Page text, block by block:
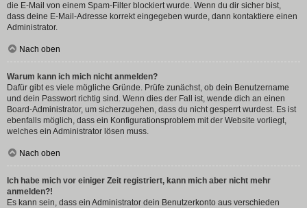
die E-Mail von einem Spam-Filter blockiert wurde. Wenn du dir sicher bist,
dass deine E-Mail-Adresse korrekt eingegeben wurde, dann kontaktiere einen
Administrator.
Nach oben
Warum kann ich mich nicht anmelden?
Dafür gibt es viele mögliche Gründe. Prüfe zunächst, ob dein Benutzername
und dein Passwort richtig sind. Wenn dies der Fall ist, wende dich an einen
Board-Administrator, um sicherzugehen, dass du nicht gesperrt wurdest. Es ist
ebenfalls möglich, dass ein Konfigurationsproblem mit der Website vorliegt,
welches ein Administrator lösen muss.
Nach oben
Ich habe mich vor einiger Zeit registriert, kann mich aber nicht mehr
anmelden?!
Es kann sein, dass ein Administrator dein Benutzerkonto aus verschieden